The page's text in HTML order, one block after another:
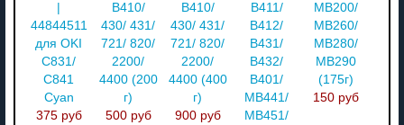
44844511
для OKI
C831/
C841
Cyan
375 руб
B410/
430/ 431/
721/ 820/
2200/
4400 (200
г)
500 руб
B410/
430/ 431/
721/ 820/
2200/
4400 (400
г)
900 руб
B411/
B412/
B431/
B432/
B401/
MB441/
MB451/
MB200/
MB260/
MB280/
MB290
(175г)
150 руб